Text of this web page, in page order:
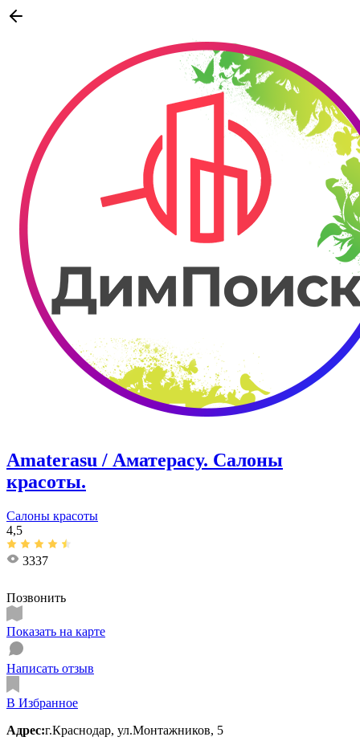
Amaterasu / Аматерасу. Салоны
красоты.
Салоны красоты
4,5
3337
Позвонить
Показать на карте
Написать отзыв
В Избранное
Адрес:г.Краснодар, ул.Монтажников, 5